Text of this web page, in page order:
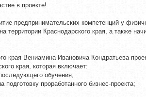
в проекте!
предпринимательских компетенций у
территории Краснодарского края, а также
края Вениамина Ивановича Кондратьева
края, которая включает:
обучения;
проработанного бизнес-проекта;